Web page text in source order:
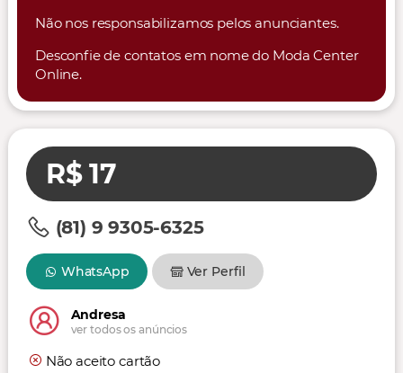
Não nos responsabilizamos pelos anunciantes.
Desconfie de contatos em nome do Moda Center
Online.
R$ 17
(81) 9 9305-6325
WhatsApp Ver Perfil
Andresa
ver todos os anúncios
Não aceito cartão